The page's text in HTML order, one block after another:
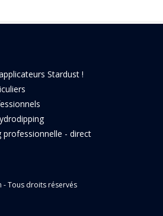
Stardust !
- direct
Tous droits réservés